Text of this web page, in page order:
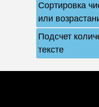
Сортировка
или
Подсчет
тексте